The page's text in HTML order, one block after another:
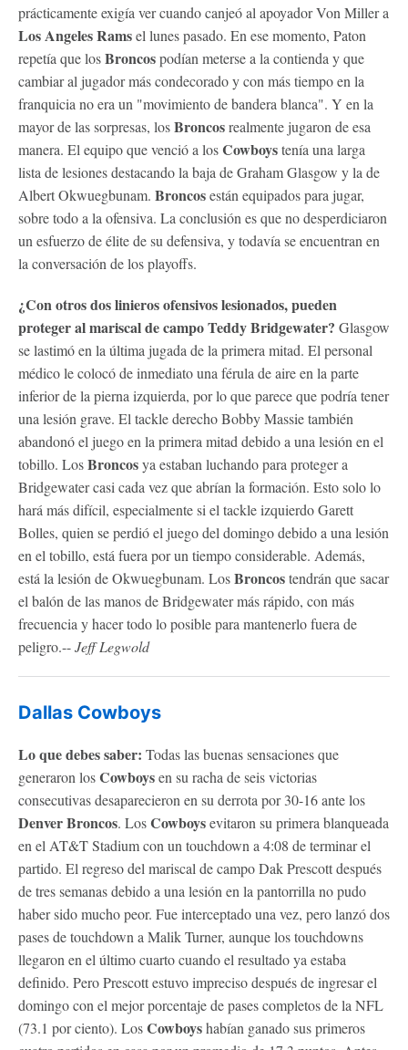
prácticamente exigía ver cuando canjeó al apoyador Von Miller a
Los AngelesRamsel lunes pasado. En ese momento, Paton
repetía que losBroncospodían meterse a la contienda y que
cambiar al jugador más condecorado y con más tiempo en la
franquicia no era un "movimiento de bandera blanca". Y en la
mayor de las sorpresas, losBroncosrealmente jugaron de esa
manera. El equipo que venció a losCowboystenía una larga
lista de lesiones destacando la baja de Graham Glasgow y la de
Albert Okwuegbunam. Broncosestán equipados para jugar,
sobre todo a la ofensiva. La conclusión es que no desperdiciaron
un esfuerzo de élite de su defensiva, y todavía se encuentran en
la conversación de los playoffs.
¿Con otros dos linieros ofensivos lesionados, pueden
proteger al mariscal de campo Teddy Bridgewater? Glasgow
se lastimó en la última jugada de la primera mitad. El personal
médico le colocó de inmediato una férula de aire en la parte
inferior de la pierna izquierda, por lo que parece que podría tener
una lesión grave. El tackle derecho Bobby Massie también
abandonó el juego en la primera mitad debido a una lesión en el
tobillo. LosBroncosya estaban luchando para proteger a
Bridgewater casi cada vez que abrían la formación. Esto solo lo
hará más difícil, especialmente si el tackle izquierdo Garett
Bolles, quien se perdió el juego del domingo debido a una lesión
en el tobillo, está fuera por un tiempo considerable. Además,
está la lesión de Okwuegbunam. LosBroncostendrán que sacar
el balón de las manos de Bridgewater más rápido, con más
frecuencia y hacer todo lo posible para mantenerlo fuera de
peligro.--Jeff Legwold
Dallas Cowboys
Lo que debes saber: Todas las buenas sensaciones que
generaron losCowboysen su racha de seis victorias
consecutivas desaparecieron en su derrota por 30-16 ante los
DenverBroncos. LosCowboysevitaron su primera blanqueada
en el AT&T Stadium con un touchdown a 4:08 de terminar el
partido. El regreso del mariscal de campo Dak Prescott después
de tres semanas debido a una lesión en la pantorrilla no pudo
haber sido mucho peor. Fue interceptado una vez, pero lanzó dos
pases de touchdown a Malik Turner, aunque los touchdowns
llegaron en el último cuarto cuando el resultado ya estaba
definido. Pero Prescott estuvo impreciso después de ingresar el
domingo con el mejor porcentaje de pases completos de la NFL
(73.1 por ciento). LosCowboyshabían ganado sus primeros